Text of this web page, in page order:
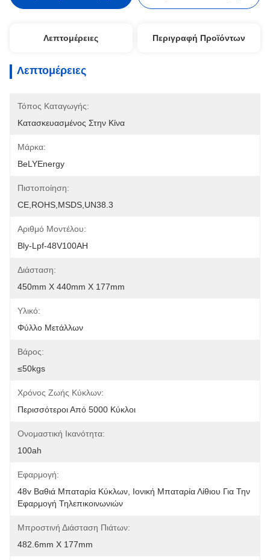
Λεπτομέρειες Περιγραφή Προϊόντων
Λεπτομέρειες
Τόπος Καταγωγής:
Κατασκευασμένος Στην Κίνα
Μάρκα:
BeLYEnergy
Πιστοποίηση:
CE,ROHS,MSDS,UN38.3
Αριθμό Μοντέλου:
Bly-Lpf-48V100AH
Διάσταση:
450mm X 440mm X 177mm
Υλικό:
Φύλλο Μετάλλων
Βάρος:
≤50kgs
Χρόνος Ζωής Κύκλων:
Περισσότεροι Από 5000 Κύκλοι
Ονομαστική Ικανότητα:
100ah
Εφαρμογή:
48v Βαθιά Μπαταρία Κύκλων, Ιονική Μπαταρία Λίθιου Για Την
Εφαρμογή Τηλεπικοινωνιών
Μπροστινή Διάσταση Πιάτων:
482.6mm X 177mm